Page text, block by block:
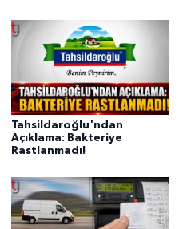
Tahsildaroğlu'ndan
Açıklama: Bakteriye
Rastlanmadı!